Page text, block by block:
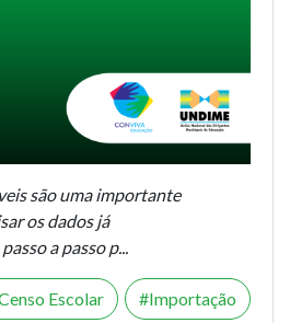
são uma importante
os dados já
a passo p...
Escolar Importação